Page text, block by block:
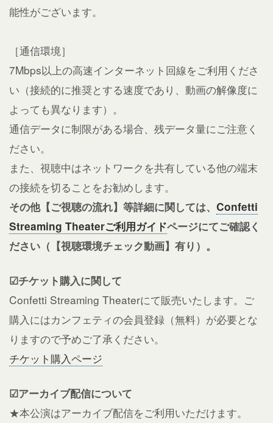
能性がございます。
［通信環境］
7Mbps以上の高速インターネット回線をご利用くださ
い（接続的に推奨とする速度であり、動画の解像度に
よっても異なります）。
通信データに制限がある場合、残データ量にご注意く
ださい。
また、視聴中はネットワークを共有している他の端末
の接続を切ることをお勧めします。
その他【ご視聴の流れ】等詳細に関しては、 Confetti
Streaming Theaterご利用ガイドページにてご確認く
ださい（【視聴環境チェック動画】有り）。
☑チケット購入に関して
Confetti Streaming Theaterにて販売いたします。ご
購入にはカンフェティの会員登録（無料）が必要とな
りますので予めご了承ください。
チケット購入ページ
☑アーカイブ配信について
★本公演はアーカイブ配信をご利用いただけます。